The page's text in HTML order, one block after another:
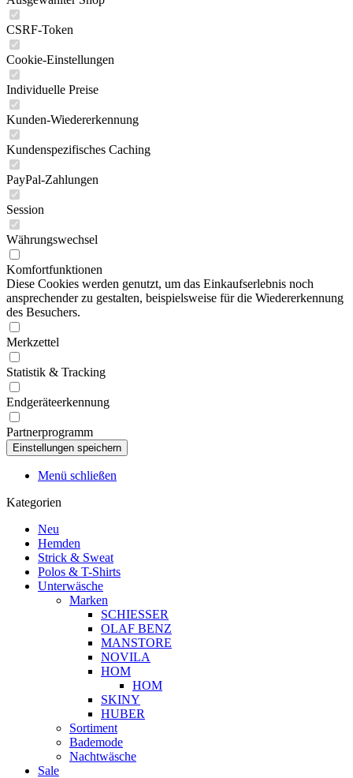
CSRF-Token
Cookie-Einstellungen
Individuelle Preise
Kunden-Wiedererkennung
Kundenspezifisches Caching
PayPal-Zahlungen
Session
Währungswechsel
Komfortfunktionen
Diese Cookies werden genutzt, um das Einkaufserlebnis noch
ansprechender zu gestalten, beispielsweise für die Wiedererkennung
des Besuchers.
Merkzettel
Statistik & Tracking
Endgeräteerkennung
Partnerprogramm
Menü schließen
Kategorien
Neu
Hemden
Strick & Sweat
Polos & T-Shirts
Unterwäsche
Marken
SCHIESSER
OLAF BENZ
MANSTORE
NOVILA
HOM
HOM
SKINY
HUBER
Sortiment
Bademode
Nachtwäsche
Sale